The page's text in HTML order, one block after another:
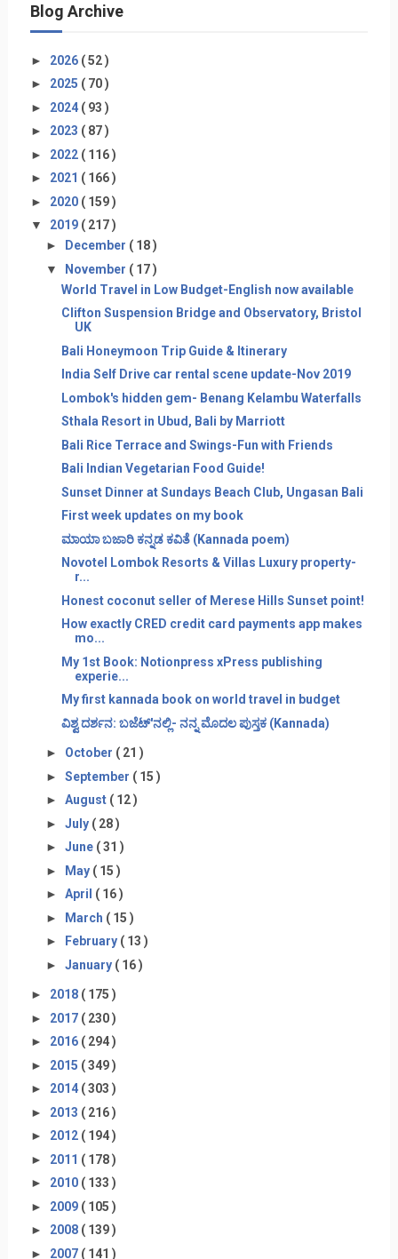
Blog Archive
► 2026 ( 52 )
► 2025 ( 70 )
► 2024 ( 93 )
► 2023 ( 87 )
► 2022 ( 116 )
► 2021 ( 166 )
► 2020 ( 159 )
▼ 2019 ( 217 )
►
December ( 18 )
▼ November ( 17 )
World Travel in Low Budget-English now available
Clifton Suspension Bridge and Observatory, Bristol
UK
Bali Honeymoon Trip Guide & Itinerary
India Self Drive car rental scene update-Nov 2019
Lombok's hidden gem- Benang Kelambu Waterfalls
Sthala Resort in Ubud, Bali by Marriott
Bali Rice Terrace and Swings-Fun with Friends
Bali Indian Vegetarian Food Guide!
Sunset Dinner at Sundays Beach Club, Ungasan Bali
First week updates on my book
ಮಾಯಾ ಬಜಾರಿ ಕನ್ನಡ ಕವಿತೆ (Kannada poem)
Novotel Lombok Resorts & Villas Luxury property-
r...
Honest coconut seller of Merese Hills Sunset point!
How exactly CRED credit card payments app makes
mo...
My 1st Book: Notionpress xPress publishing
experie...
My first kannada book on world travel in budget
ವಿಶ್ವ ದರ್ಶನ: ಬಜೆಟ್'ನಲ್ಲಿ- ನನ್ನ ಮೊದಲ ಪುಸ್ತಕ (Kannada)
► October ( 21 )
► September ( 15 )
► August ( 12 )
► July ( 28 )
► June ( 31 )
► May ( 15 )
► April ( 16 )
► March ( 15 )
►
February ( 13 )
► January ( 16 )
► 2018 ( 175 )
► 2017 ( 230 )
► 2016 ( 294 )
► 2015 ( 349 )
► 2014 ( 303 )
► 2013 ( 216 )
► 2012 ( 194 )
► 2011 ( 178 )
► 2010 ( 133 )
► 2009 ( 105 )
► 2008 ( 139 )
► 2007 ( 141 )